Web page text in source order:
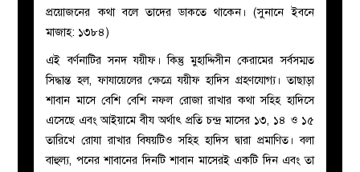
প্রয়োজনের কথা বলে তাদের ডাকতে থাকেন। (সুনানে ইবনে
মাজাহ: ১৩৮৪)
এই বর্ণনাটির সনদ যয়ীফ। কিন্তু মুহাদ্দিসীন কেরামের সর্বসম্মত
সিদ্ধান্ত হল, ফাযায়েলের ক্ষেত্রে যয়ীফ হাদিস গ্রহণযোগ্য। তাছাড়া
শাবান মাসে বেশি বেশি নফল রোজা রাখার কথা সহিহ হাদিসে
এসেছে এবং আইয়ামে বীয অর্থাৎ প্রতি চন্দ্র মাসের ১৩, ১৪ ও ১৫
তারিখে রোযা রাখার বিষয়টিও সহিহ হাদিস দ্বারা প্রমাণিত। বলা
বাহুল্য, পনের শাবানের দিনটি শাবান মাসেরই একটি দিন এবং তা